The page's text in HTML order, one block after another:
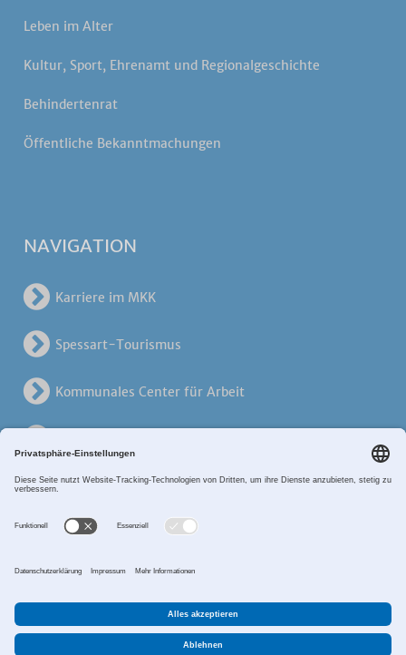
Leben im Alter
Kultur, Sport, Ehrenamt und Regionalgeschichte
Behindertenrat
Öffentliche Bekanntmachungen
NAVIGATION
Karriere im MKK
Spessart-Tourismus
Kommunales Center für Arbeit
Alten- und Pflegezentren
Breitband MKK
Impressum
Cookie-Einstellungen